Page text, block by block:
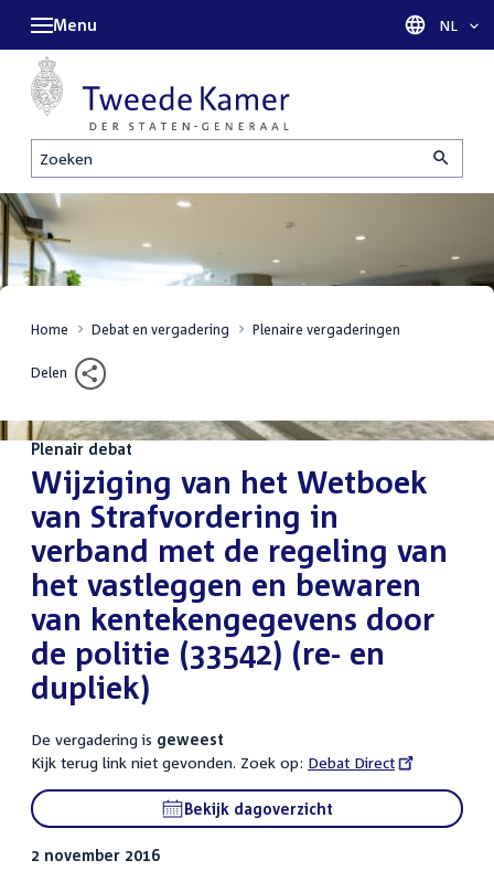
Zoeken
Menu Taal
NL
Home Debat en vergadering Plenaire vergaderingen
Delen
Plenair debat
:Wijziging van het Wetboek
van Strafvordering in
verband met de regeling van
het vastleggen en bewaren
van kentekengegevens door
de politie (33542) (re- en
dupliek)
De vergadering is geweest
Kijk terug link niet gevonden. Zoek op: External
link:
Debat Direct
Bekijk dagoverzicht
2 november 2016